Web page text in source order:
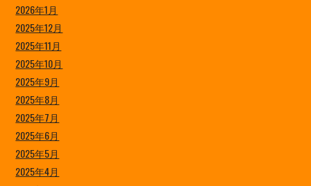
2026年1月
2025年12月
2025年11月
2025年10月
2025年9月
2025年8月
2025年7月
2025年6月
2025年5月
2025年4月